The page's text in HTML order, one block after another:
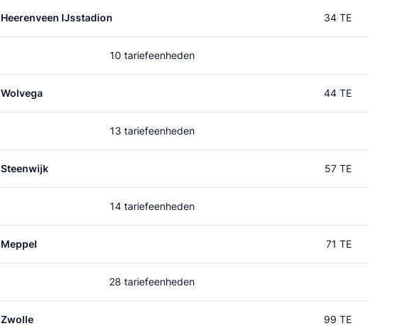
Heerenveen IJsstadion 34 TE
10 tariefeenheden
Wolvega 44 TE
13 tariefeenheden
Steenwijk 57 TE
14 tariefeenheden
Meppel 71 TE
28 tariefeenheden
Zwolle 99 TE